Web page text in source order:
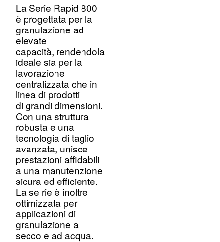
La Serie Rapid 800
è progettata per la
granulazione ad
elevate
capacità, rendendola
ideale sia per la
lavorazione
centralizzata che in
linea di prodotti
di grandi dimensioni.
Con una struttura
robusta e una
tecnologia di taglio
avanzata, unisce
prestazioni affidabili
a una manutenzione
sicura ed efficiente.
La se rie è inoltre
ottimizzata per
applicazioni di
granulazione a
secco e ad acqua.